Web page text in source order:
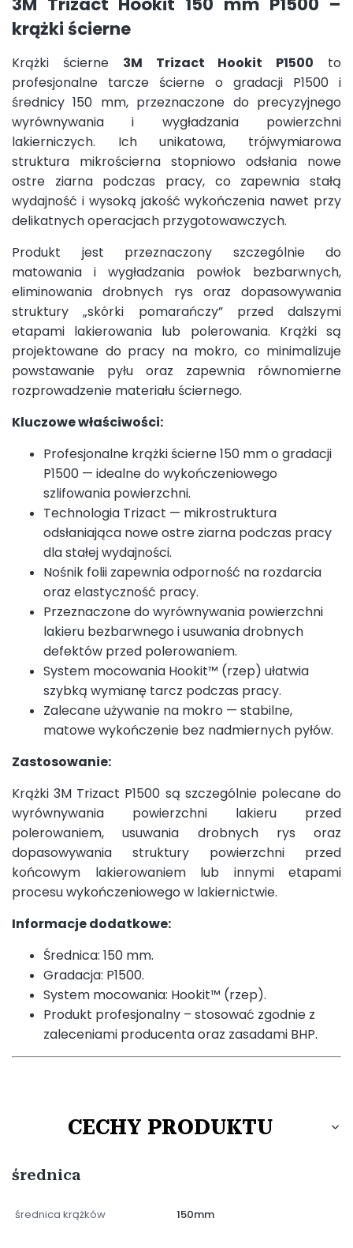
krążki ścierne
Krążki ścierne 3M Trizact Hookit P1500 to
profesjonalne tarcze ścierne o gradacji P1500 i
średnicy 150 mm, przeznaczone do precyzyjnego
wyrównywania i wygładzania powierzchni
lakierniczych. Ich unikatowa, trójwymiarowa
struktura mikrościerna stopniowo odsłania nowe
ostre ziarna podczas pracy, co zapewnia stałą
wydajność i wysoką jakość wykończenia nawet przy
delikatnych operacjach przygotowawczych.
Produkt jest przeznaczony szczególnie do
matowania i wygładzania powłok bezbarwnych,
eliminowania drobnych rys oraz dopasowywania
struktury „skórki pomarańczy” przed dalszymi
etapami lakierowania lub polerowania. Krążki są
projektowane do pracy na mokro, co minimalizuje
powstawanie pyłu oraz zapewnia równomierne
rozprowadzenie materiału ściernego.
Kluczowe właściwości:
Profesjonalne krążki ścierne 150 mm o gradacji
P1500 — idealne do wykończeniowego
szlifowania powierzchni.
Technologia Trizact — mikrostruktura
odsłaniająca nowe ostre ziarna podczas pracy
dla stałej wydajności.
Nośnik folii zapewnia odporność na rozdarcia
oraz elastyczność pracy.
Przeznaczone do wyrównywania powierzchni
lakieru bezbarwnego i usuwania drobnych
defektów przed polerowaniem.
System mocowania Hookit™ (rzep) ułatwia
szybką wymianę tarcz podczas pracy.
Zalecane używanie na mokro — stabilne,
matowe wykończenie bez nadmiernych pyłów.
Zastosowanie:
Krążki 3M Trizact P1500 są szczególnie polecane do
wyrównywania powierzchni lakieru przed
polerowaniem, usuwania drobnych rys oraz
dopasowywania struktury powierzchni przed
końcowym lakierowaniem lub innymi etapami
procesu wykończeniowego w lakiernictwie.
Informacje dodatkowe:
Średnica: 150 mm.
Gradacja: P1500.
System mocowania: Hookit™ (rzep).
Produkt profesjonalny – stosować zgodnie z
zaleceniami producenta oraz zasadami BHP.
CECHY PRODUKTU
średnica
średnica krążków 150mm